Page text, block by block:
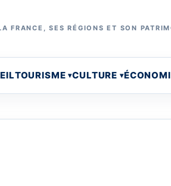
FRANCE, SES RÉGIONS ET SON
TOURISME CULTURE